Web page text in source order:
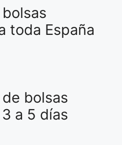
toda España
bolsas
a 5 días